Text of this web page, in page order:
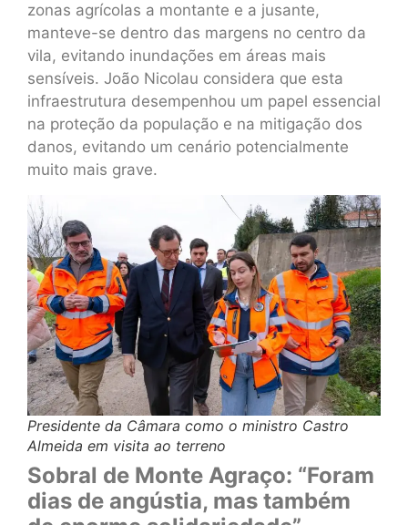
zonas agrícolas a montante e a jusante,
manteve-se dentro das margens no centro da
vila, evitando inundações em áreas mais
sensíveis. João Nicolau considera que esta
infraestrutura desempenhou um papel essencial
na proteção da população e na mitigação dos
danos, evitando um cenário potencialmente
muito mais grave.
Presidente da Câmara como o ministro Castro
Almeida em visita ao terreno
Sobral de Monte Agraço: “Foram
dias de angústia, mas também